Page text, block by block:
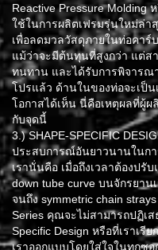
Reactive Pressure Molding
ใช้ในการผลิตเฟรมรุ่นใหม่ล่
เพื่อลดมวลวัสดุภายในท่อคา
แม้ว่าจะมีต้นทุนที่สูงกว่า แต่ส
ทนทาน และได้รับการพิจารณ
โปรแล้ว ด้านในของท่อจะเป็
โอกาสได้เห็น นี่คือเหตุผลที่ผู้
กับจุดนี้
3.) SHAPE-SPECIFIC
ประสบการณ์อันยาวนานในก
เรานั่นคือ เมื่อถึงเวลาต้องปรั
down tube curve บนจักรยาน
จนถึง symmetric chain
Series คุณจะไม่สามารถปฏิเ
Specific Design หรือที่เราเรี
เราออกแบบโดยใส่ใจในทุกซอ